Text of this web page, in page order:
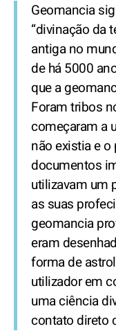
Geomancia
“divinação da
antiga no
de há 5000
que a
Foram tribos
começaram a
não existia e
documentos
utilizavam um
as suas
geomancia
eram
forma de
utilizador em
uma ciência
contato direto